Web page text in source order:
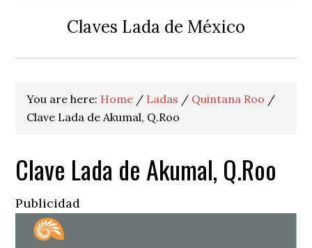
Claves Lada de México
You are here: Home / Ladas / Quintana Roo /
Clave Lada de Akumal, Q.Roo
Clave Lada de Akumal, Q.Roo
Publicidad